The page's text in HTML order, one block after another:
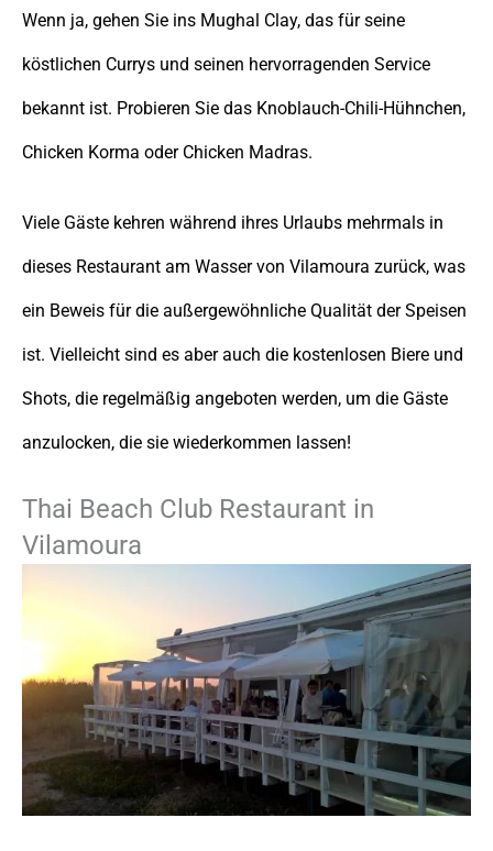
Wenn ja, gehen Sie ins Mughal Clay, das für seine
köstlichen Currys und seinen hervorragenden Service
bekannt ist. Probieren Sie das Knoblauch-Chili-Hühnchen,
Chicken Korma oder Chicken Madras.
Viele Gäste kehren während ihres Urlaubs mehrmals in
dieses Restaurant am Wasser von Vilamoura zurück, was
ein Beweis für die außergewöhnliche Qualität der Speisen
ist. Vielleicht sind es aber auch die kostenlosen Biere und
Shots, die regelmäßig angeboten werden, um die Gäste
anzulocken, die sie wiederkommen lassen!
Thai Beach Club Restaurant in
Vilamoura